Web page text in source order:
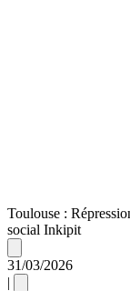
Toulouse :
social Inkipit
31/03/2026
|